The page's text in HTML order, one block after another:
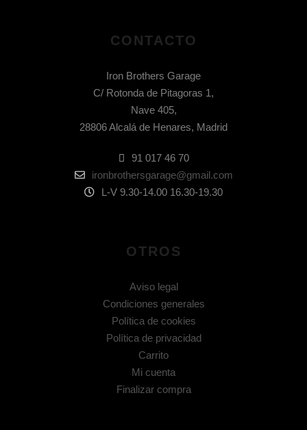
CONTACTO
Iron Brothers Garage
C/ Rotonda de Pitagoras 1,
Nave 405,
28806 Alcalá de Henares, Madrid
91 017 46 70
ironbrothersgarage@gmail.com
L-V 9.30-14.00 16.30-19.30
OTROS
Aviso legal
Condiciones generales
Política de cookies
Política de privacidad
Carrito
Mi cuenta
Finalizar compra